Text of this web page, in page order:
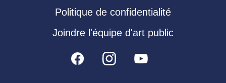
Politique de confidentialité
Joindre l'équipe d'art public